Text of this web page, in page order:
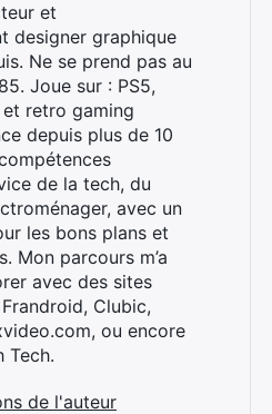
et
designer graphique
Ne se prend pas au
Joue sur : PS5,
retro gaming
depuis plus de 10
de la tech, du
avec un
les bons plans et
Mon parcours m’a
avec des sites
Clubic,
ou encore
Tech.
de l'auteur